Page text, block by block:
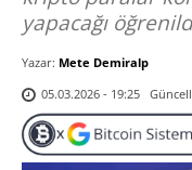
yapacağı
Yazar: Mete Demiralp
05.03.2026 - 19:25